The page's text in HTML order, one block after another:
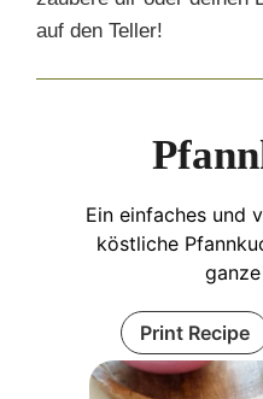
auf den Teller!
Ein einfaches und
köstliche
Print Recipe